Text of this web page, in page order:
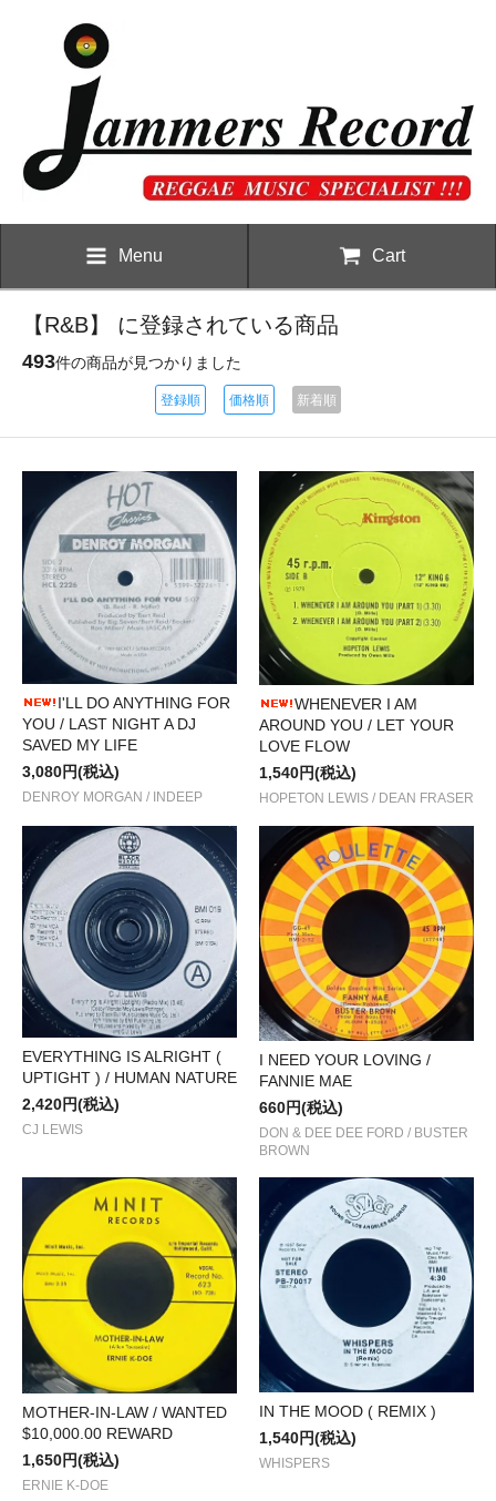
Menu Cart
【R&B】 に登録されている商品
493件の商品が見つかりました
登録順 価格順 新着順
I'LL DO ANYTHING FOR
YOU / LAST NIGHT A DJ
SAVED MY LIFE
3,080円(税込)
DENROY MORGAN / INDEEP
WHENEVER I AM
AROUND YOU / LET YOUR
LOVE FLOW
1,540円(税込)
HOPETON LEWIS / DEAN FRASER
EVERYTHING IS ALRIGHT (
UPTIGHT ) / HUMAN NATURE
2,420円(税込)
CJ LEWIS
I NEED YOUR LOVING /
FANNIE MAE
660円(税込)
DON & DEE DEE FORD / BUSTER
BROWN
MOTHER-IN-LAW / WANTED
$10,000.00 REWARD
1,650円(税込)
ERNIE K-DOE
IN THE MOOD ( REMIX )
1,540円(税込)
WHISPERS